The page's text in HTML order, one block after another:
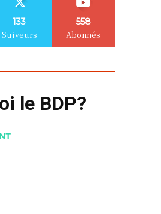
133
Suiveurs
558
Abonnés
le BDP?